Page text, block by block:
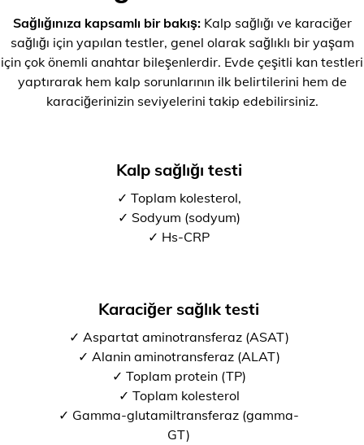
Sağlığınıza kapsamlı bir bakış:Kalp sağlığı ve karaciğer
sağlığı için yapılan testler, genel olarak sağlıklı bir yaşam
için çok önemli anahtar bileşenlerdir. Evde çeşitli kan testleri
yaptırarak hem kalp sorunlarının ilk belirtilerini hem de
karaciğerinizin seviyelerini takip edebilirsiniz.
Kalp sağlığı testi
✓ Toplam kolesterol,
✓ Sodyum (sodyum)
✓ Hs-CRP
Karaciğer sağlık testi
✓ Aspartat aminotransferaz (ASAT)
✓ Alanin aminotransferaz (ALAT)
✓ Toplam protein (TP)
✓ Toplam kolesterol
✓ Gamma-glutamiltransferaz (gamma-
GT)